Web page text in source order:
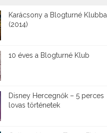
Karácsony a Blogturné Klubbal
(2014)
10 éves a Blogturné Klub
Disney ​Hercegnők – 5 perces
lovas történetek